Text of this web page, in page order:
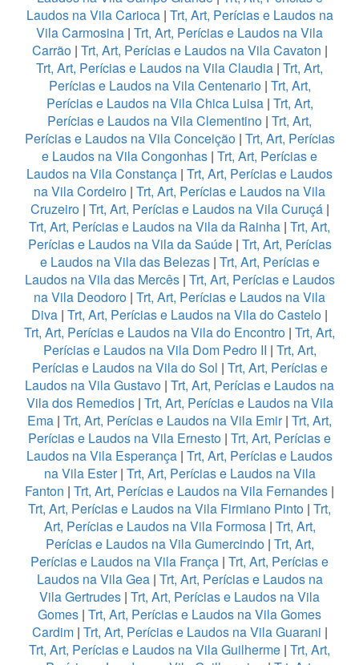
Laudos na Vila Carioca| Trt, Art, Perícias e Laudos na
Vila Carmosina | Trt, Art, Perícias e Laudos na Vila
Carrão| Trt, Art, Perícias e Laudos na Vila Cavaton |
Trt, Art, Perícias e Laudos na Vila Claudia | Trt, Art,
Perícias e Laudos na Vila Centenario| Trt, Art,
Perícias e Laudos na Vila Chica Luisa | Trt, Art,
Perícias e Laudos na Vila Clementino | Trt, Art,
Perícias e Laudos na Vila Conceição| Trt, Art, Perícias
e Laudos na Vila Congonhas | Trt, Art, Perícias e
Laudos na Vila Constança | Trt, Art, Perícias e Laudos
na Vila Cordeiro | Trt, Art, Perícias e Laudos na Vila
Cruzeiro | Trt, Art, Perícias e Laudos na Vila Curuçá |
Trt, Art, Perícias e Laudos na Vila da Rainha | Trt, Art,
Perícias e Laudos na Vila da Saúde| Trt, Art, Perícias
e Laudos na Vila das Belezas| Trt, Art, Perícias e
Laudos na Vila das Mercês| Trt, Art, Perícias e Laudos
na Vila Deodoro | Trt, Art, Perícias e Laudos na Vila
Diva | Trt, Art, Perícias e Laudos na Vila do Castelo |
Trt, Art, Perícias e Laudos na Vila do Encontro | Trt, Art,
Perícias e Laudos na Vila Dom Pedro II | Trt, Art,
Perícias e Laudos na Vila do Sol | Trt, Art, Perícias e
Laudos na Vila Gustavo | Trt, Art, Perícias e Laudos na
Vila dos Remedios| Trt, Art, Perícias e Laudos na Vila
Ema | Trt, Art, Perícias e Laudos na Vila Emir| Trt, Art,
Perícias e Laudos na Vila Ernesto | Trt, Art, Perícias e
Laudos na Vila Esperança | Trt, Art, Perícias e Laudos
na Vila Ester| Trt, Art, Perícias e Laudos na Vila
Fanton | Trt, Art, Perícias e Laudos na Vila Fernandes |
Trt, Art, Perícias e Laudos na Vila Firmiano Pinto | Trt,
Art, Perícias e Laudos na Vila Formosa| Trt, Art,
Perícias e Laudos na Vila Gumercindo| Trt, Art,
Perícias e Laudos na Vila França | Trt, Art, Perícias e
Laudos na Vila Gea| Trt, Art, Perícias e Laudos na
Vila Gertrudes | Trt, Art, Perícias e Laudos na Vila
Gomes | Trt, Art, Perícias e Laudos na Vila Gomes
Cardim| Trt, Art, Perícias e Laudos na Vila Guarani |
Trt, Art, Perícias e Laudos na Vila Guilherme | Trt, Art,